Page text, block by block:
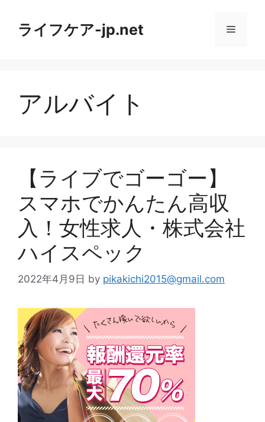
ライフケア-jp.net メ
アルバイト
【ライブでゴーゴー】
スマホでかんたん高収
入！女性求人・株式会社
ハイスペック
2022年4月9日 by pikakichi2015@gmail.com